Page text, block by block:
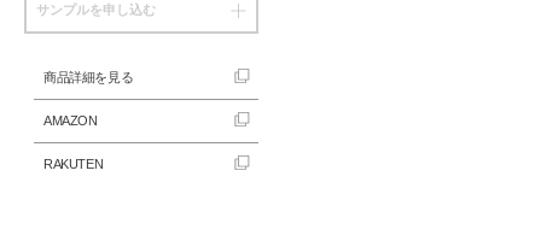
サンプルを申し込む
商品詳細を見る
AMAZON
RAKUTEN